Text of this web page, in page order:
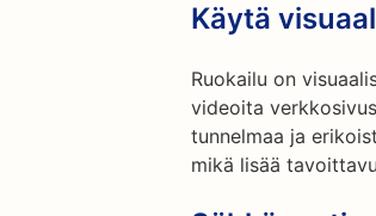
Käytä
Ruokailu on
videoita
tunnelmaa ja
mikä lisää